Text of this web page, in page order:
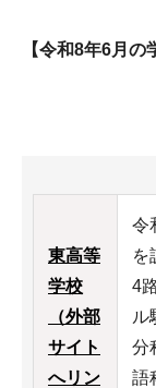
【令和8年6月の
東高等
学校
（外部
サイト
へリン
令
を
4
ル
分
語